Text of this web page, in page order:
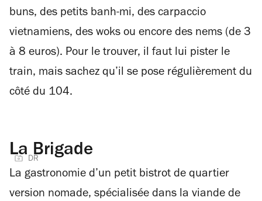
buns, des petits banh-mi, des carpaccio
vietnamiens, des woks ou encore des nems (de 3
à 8 euros). Pour le trouver, il faut lui pister le
train, mais sachez qu’il se pose régulièrement du
côté du 104.
La Brigade
DR
La gastronomie d’un petit bistrot de quartier
version nomade, spécialisée dans la viande de